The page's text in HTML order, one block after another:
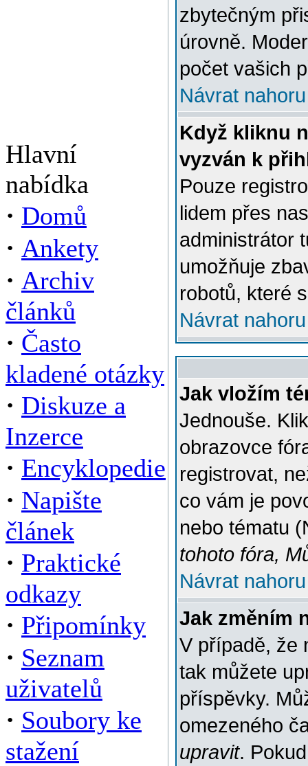
Hlavní
nabídka
· Domů
· Ankety
· Archiv
článků
· Často
kladené otázky
· Diskuze a
Inzerce
· Encyklopedie
· Napište
článek
· Praktické
odkazy
· Připomínky
· Seznam
uživatelů
· Soubory ke
stažení
zbytečným
úrovně.
počet vašich
Návrat nahoru
Když kliknu
vyzván k
Pouze
lidem přes
administrátor
umožňuje
robotů, které
Návrat nahoru
Jak vložím
Jednouše.
obrazovce
registrovat,
co vám je
nebo tématu
tohoto fóra,
Návrat nahoru
Jak změním
V případě, že
tak můžete
příspěvky.
omezeného
upravit.